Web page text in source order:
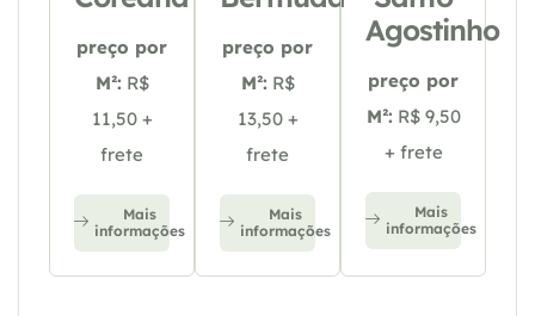
preço por
M²: R$
11,50 +
frete
Mais
informações
preço por
M²: R$
13,50 +
frete
Mais
informações
Agostinho
preço por
M²: R$ 9,50
+ frete
Mais
informações